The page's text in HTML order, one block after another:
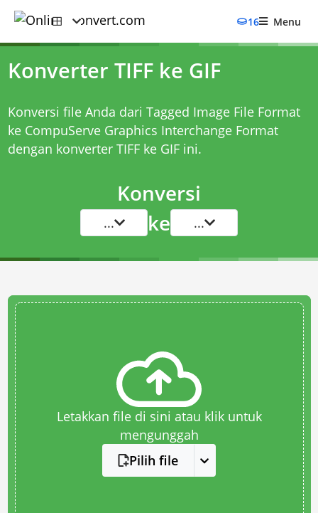
16 Menu
Konverter TIFF ke GIF
Konversi file Anda dari Tagged Image File Format
ke CompuServe Graphics Interchange Format
dengan konverter TIFF ke GIFini.
Konversi
... ke ...
Letakkan file di sini atau klik untuk
mengunggah
Pilih file